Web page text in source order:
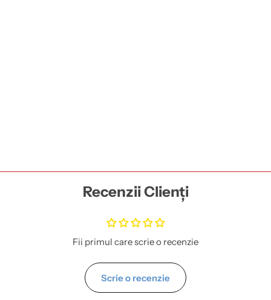
Recenzii Clienți
Fii primul care scrie o recenzie
Scrie o recenzie